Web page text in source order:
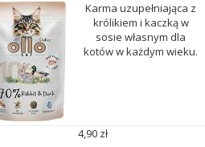
Karma uzupełniająca z
królikiem i kaczką w
sosie własnym dla
kotów w każdym wieku.
4,90 zł